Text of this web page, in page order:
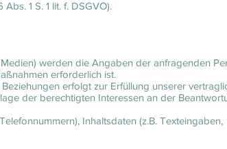
1 S. 1 lit. f. DSGVO).
werden die Angaben der anfragenden
erforderlich ist.
erfolgt zur Erfüllung unserer
der berechtigten Interessen an der
Inhaltsdaten (z.B. Texteingaben,